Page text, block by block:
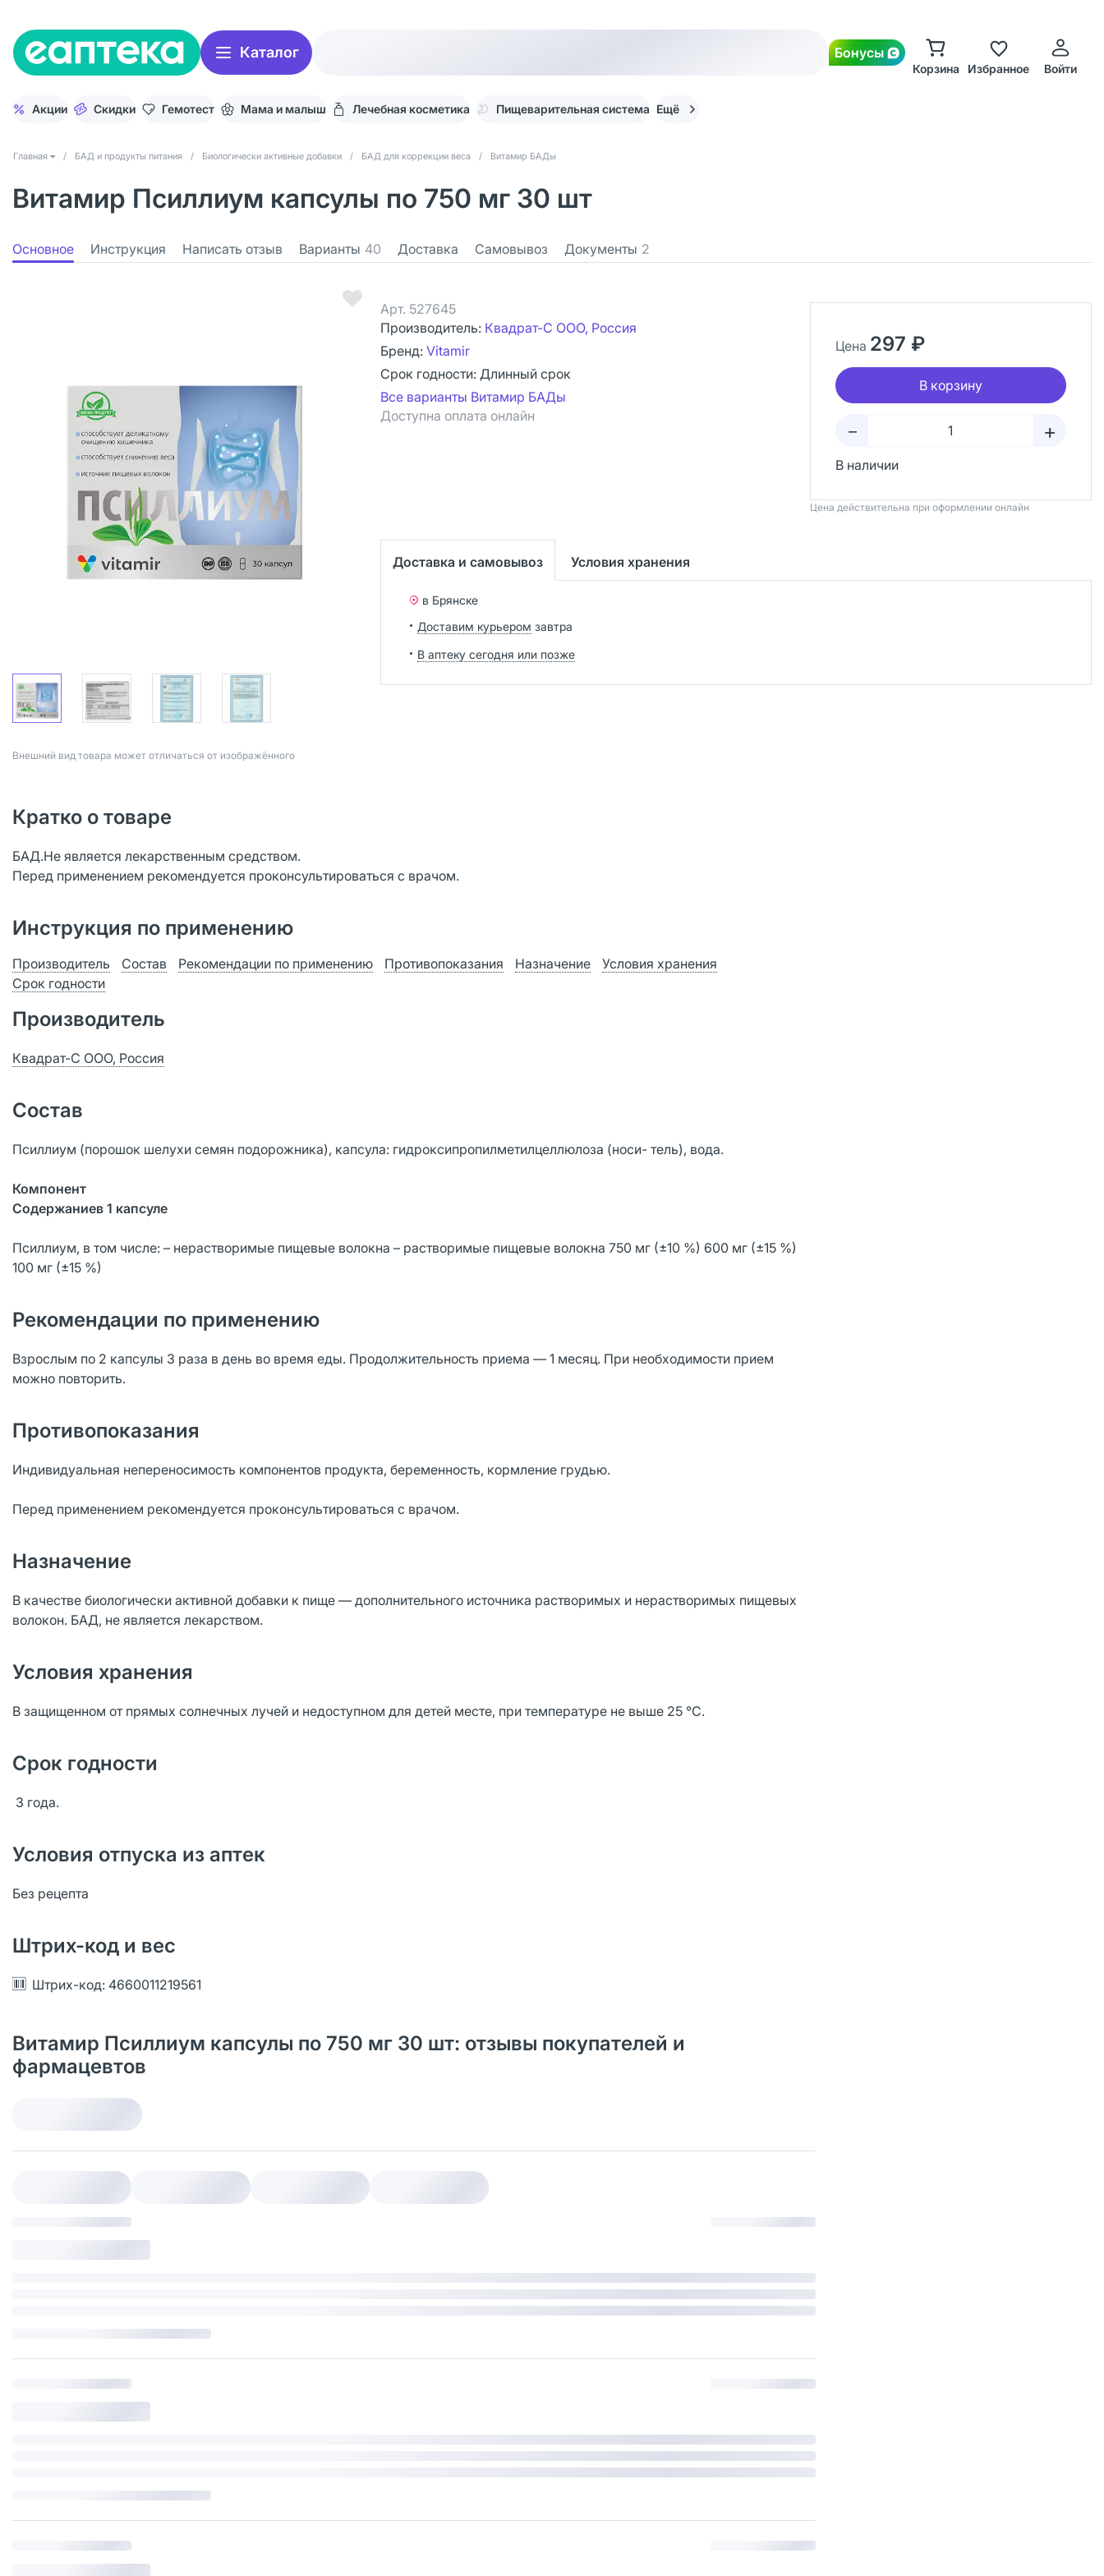
Каталог Бонусы
Корзина Избранное Войти
Акции Скидки Гемотест Мама и малыш Лечебная косметика Пищеварительная система Ещё
Главная / БАД и продукты питания / Биологически активные добавки / БАД для коррекции веса / Витамир БАДы
Витамир Псиллиум капсулы по 750 мг 30 шт
Основное Инструкция Написать отзыв Варианты 40 Доставка Самовывоз Документы 2
Bнешний вид товара может отличаться от изображённого
Арт. 527645
Производитель: Квадрат-С ООО, Россия
Бренд: Vitamir
Срок годности: Длинный срок
Все варианты Витамир БАДы
Доступна оплата онлайн
Цена 297 ₽
В корзину
– +
В наличии
Цена действительна при оформлении онлайн
Доставка и самовывоз Условия хранения
в Брянске
Доставим курьером завтра
В аптеку сегодня или позже
Кратко о товаре
БАД.Не является лекарственным средством.
Перед применением рекомендуется проконсультироваться с врачом.
Инструкция по применению
Производитель Состав Рекомендации по применению Противопоказания Назначение
Условия хранения
Срок годности
Производитель
Квадрат-С ООО, Россия
Состав
Псиллиум (порошок шелухи семян подорожника), капсула: гидроксипропилметилцеллюлоза (носи- тель), вода.
Компонент
Содержаниев 1 капсуле
Псиллиум, в том числе: – нерастворимые пищевые волокна – растворимые пищевые волокна 750 мг (±10 %) 600 мг (±15 %)
100 мг (±15 %)
Рекомендации по применению
Взрослым по 2 капсулы 3 раза в день во время еды. Продолжительность приема — 1 месяц. При необходимости прием
можно повторить.
Противопоказания
Индивидуальная непереносимость компонентов продукта, беременность, кормление грудью.
Перед применением рекомендуется проконсультироваться с врачом.
Назначение
В качестве биологически активной добавки к пище — дополнительного источника растворимых и нерастворимых пищевых
волокон. БАД, не является лекарством.
Условия хранения
В защищенном от прямых солнечных лучей и недоступном для детей месте, при температуре не выше 25 °С.
Срок годности
3 года.
Условия отпуска из аптек
Без рецепта
Штрих-код и вес
Штрих-код: 4660011219561
Витамир Псиллиум капсулы по 750 мг 30 шт: отзывы покупателей и
фармацевтов